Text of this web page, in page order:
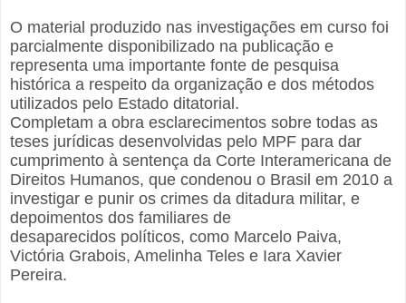
O material produzido nas investigações em curso foi
parcialmente disponibilizado na publicação e
representa uma importante fonte de pesquisa
histórica a respeito da organização e dos métodos
utilizados pelo Estado ditatorial.
Completam a obra esclarecimentos sobre todas as
teses jurídicas desenvolvidas pelo MPF para dar
cumprimento à sentença da Corte Interamericana de
Direitos Humanos, que condenou o Brasil em 2010 a
investigar e punir os crimes da ditadura militar, e
depoimentos dos familiares de
desaparecidos políticos, como Marcelo Paiva,
Victória Grabois, Amelinha Teles e Iara Xavier
Pereira.